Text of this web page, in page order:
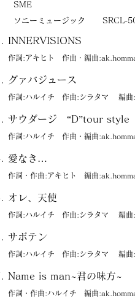
SME
ソニーミュージック
SRCL-
INNERVISIONS
作詞:アキヒト 作曲・編曲
グァバジュース
作詞:ハルイチ 作曲:シラタマ 編曲
サウダージ “D”tour style
作詞:ハルイチ 作曲・編曲
愛なき…
作詞・作曲:アキヒト 編曲
オレ、天使
作詞:ハルイチ 作曲:シラタマ 編曲
サボテン
作詞:ハルイチ 作曲:シラタマ 編曲
Name is man~君の味方~
作詞・作曲:ハルイチ 編曲